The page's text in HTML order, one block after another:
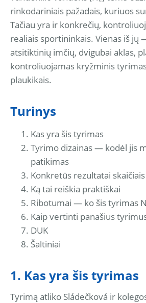
rinkodariniais pažadais, kuriuos
Tačiau yra ir konkrečių,
realiais sportininkais. Vienas iš jų
atsitiktinių imčių, dvigubai aklas,
kontroliuojamas kryžminis
plaukikais.
Turinys
Kas yra šis tyrimas
Tyrimo dizainas — kodėl jis
patikimas
Konkretūs rezultatai skaičiais
Ką tai reiškia praktiškai
Ribotumai — ko šis tyrimas
Kaip vertinti panašius
DUK
Šaltiniai
1. Kas yra šis tyrimas
Tyrimą atliko Sládečková ir